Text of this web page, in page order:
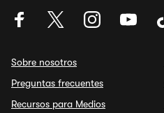
Sobre nosotros
Preguntas frecuentes
Recursos para Medios